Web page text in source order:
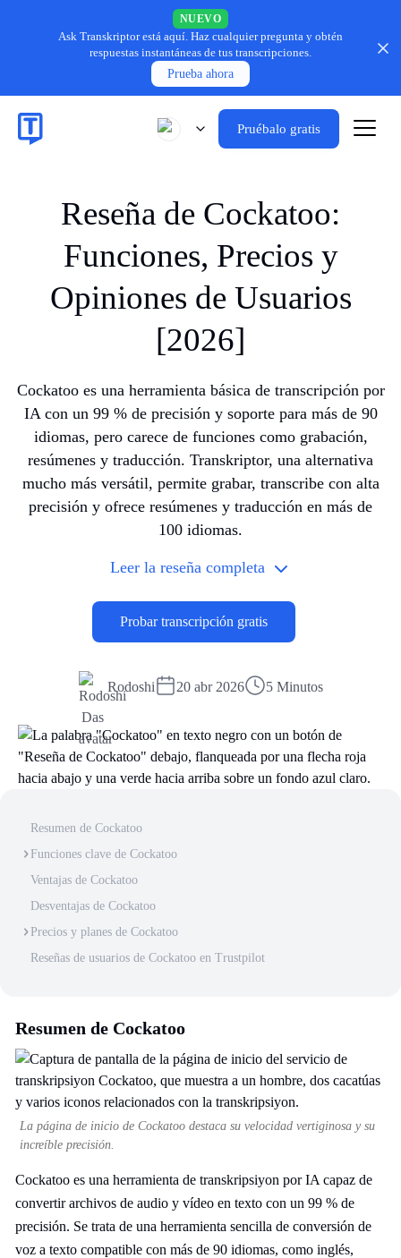
NUEVO
Ask Transkriptor está aquí. Haz cualquier pregunta y obtén
respuestas instantáneas de tus transcripciones.
Prueba ahora
Pruébalo gratis
Reseña de Cockatoo:
Funciones, Precios y
Opiniones de Usuarios
[2026]
Cockatoo es una herramienta básica de transcripción por
IA con un 99 % de precisión y soporte para más de 90
idiomas, pero carece de funciones como grabación,
resúmenes y traducción. Transkriptor, una alternativa
mucho más versátil, permite grabar, transcribe con alta
precisión y ofrece resúmenes y traducción en más de
100 idiomas.
Leer la reseña completa
Probar transcripción gratis
Rodoshi 20 abr 2026 5 Minutos
Resumen de Cockatoo
Funciones clave de Cockatoo
Ventajas de Cockatoo
Desventajas de Cockatoo
Precios y planes de Cockatoo
Reseñas de usuarios de Cockatoo en Trustpilot
Resumen de Cockatoo
La página de inicio de Cockatoo destaca su velocidad vertiginosa y su
increíble precisión.
Cockatoo es una herramienta de transkripsiyon por IA capaz de
convertir archivos de audio y vídeo en texto con un 99 % de
precisión. Se trata de una herramienta sencilla de conversión de
voz a texto compatible con más de 90 idiomas, como inglés,